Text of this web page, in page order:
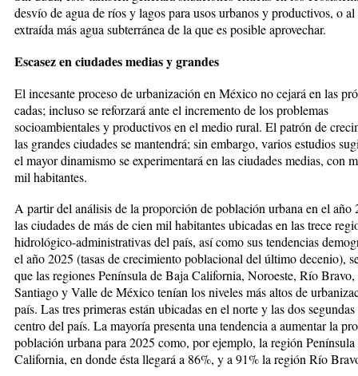
desvío de agua de ríos y lagos para usos urbanos y produc­ti­vos, o al
extraída más agua subte­rrá­nea de la que es posible aprovechar.
Escasez en ciudades medias y grandes
El incesante proceso de urbanización en México no cejará en las
cadas; incluso se reforzará ante el in­cremento de los problemas
socioambientales y productivos en el medio ru­ral. El patrón de
las grandes ciudades se mantendrá; sin em­bargo, varios estudios
el mayor dinamismo se experimenta­rá en las ciudades medias, con
mil habitantes.
A partir del análisis de la proporción de población urbana en el año
las ciudades de más de cien mil habitantes ubicadas en las trece
hidrológico-administrativas del país, así como sus tenden­cias
el año 2025 (ta­sas de cre­cimiento poblacional del último de­cenio),
que las regiones Península de Baja California, Noroeste, Río
Santiago y Valle de Mé­xico tenían los niveles más altos de
país. Las tres pri­me­ras están ubicadas en el norte y las dos
centro del país. La mayoría presenta una tendencia a aumen­tar la
población urbana para 2025 como, por ejemplo, la región
Califor­nia, en donde ésta llegará a 86%, y a 91% la región Río